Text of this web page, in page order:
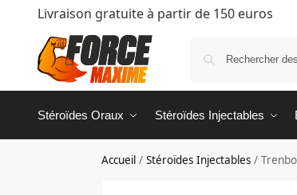
Livraison gratuite à partir de 150 euros
Stéroïdes Oraux Stéroïdes Injectables
Accueil /Stéroïdes Injectables /